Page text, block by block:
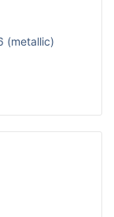
(metallic)